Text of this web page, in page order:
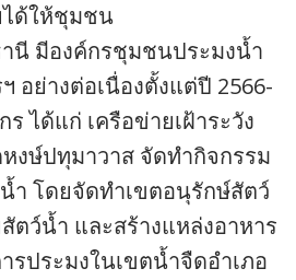
ได้ให้ชุมชน
นี มีองค์กรชุมชนประมงน้ำ
อย่างต่อเนื่องตั้งแต่ปี 2566-
ได้แก่ เครือข่ายเฝ้าระวัง
งษ์ปทุมาวาส จัดทำกิจกรรม
ำ โดยจัดทำเขตอนุรักษ์สัตว์
ตว์น้ำ และสร้างแหล่งอาหาร
รประมงในเขตน้ำจืดอำเภอ